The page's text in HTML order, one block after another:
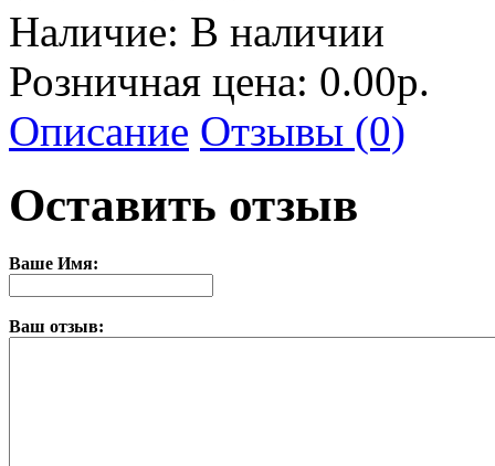
Наличие: В наличии
Розничная цена: 0.00р.
Описание Отзывы (0)
Оставить отзыв
Ваше Имя:
Ваш отзыв: